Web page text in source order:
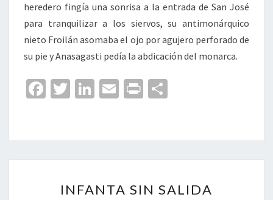
heredero fingía una sonrisa a la entrada de San José
para tranquilizar a los siervos, su antimonárquico
nieto Froilán asomaba el ojo por agujero perforado de
su pie y Anasagasti pedía la abdicación del monarca.
Fa
o
o
T
er
Li
dI
n
E
l
Pr
p
ar
tir
SIN
INFANTA SIN SALIDA